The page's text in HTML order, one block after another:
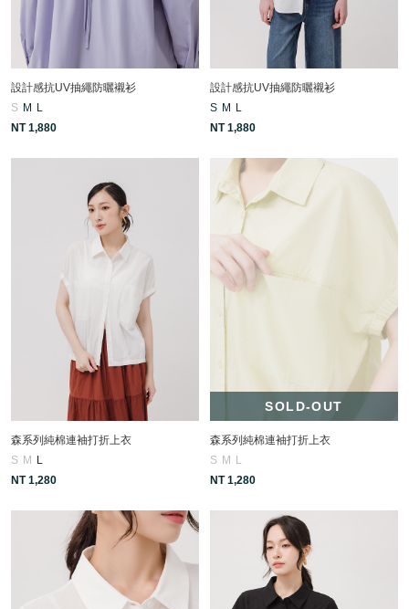
設計感抗UV抽繩防曬襯衫
S M L
NT 1,880
設計感抗UV抽繩防曬襯衫
S M L
NT 1,880
森系列純棉連袖打折上衣
S M
L
NT 1,280
SOLD-OUT
森系列純棉連袖打折上衣
S M
L
NT 1,280